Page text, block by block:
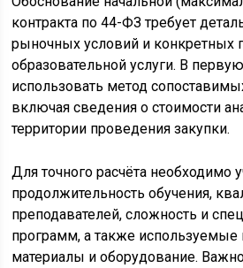
контракта по 44-ФЗ требует
рыночных условий и конкретных
образовательной услуги. В
использовать метод
включая сведения о стоимости
территории проведения закупки.
Для точного расчёта необходимо
продолжительность обучения,
преподавателей, сложность и
программ, а также используемые
материалы и оборудование.